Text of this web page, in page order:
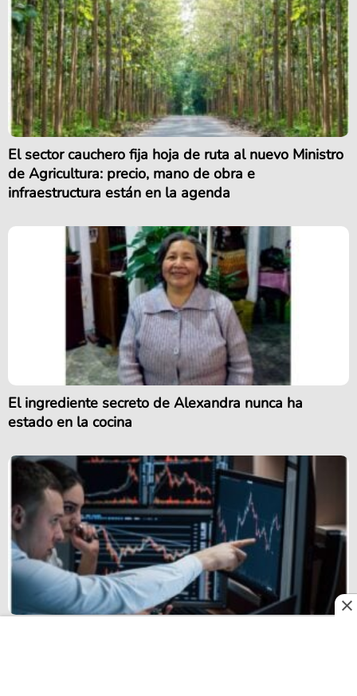
El sector cauchero fija hoja de ruta al nuevo Ministro
de Agricultura: precio, mano de obra e
infraestructura están en la agenda
El ingrediente secreto de Alexandra nunca ha
estado en la cocina